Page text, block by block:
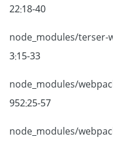
22:18-40
@ ./node_modules/
3:15-33
@ ./node_modules/
952:25-57